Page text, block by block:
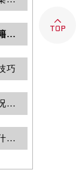
揭秘天梭腕表表针变色修复秘籍：轻松恢复光彩
巧
天梭手表出现了走时不准的情况应该如何解决呢？
天梭腕表出现偷停处理办法是什么(如何解决天梭腕表偷停问题)
